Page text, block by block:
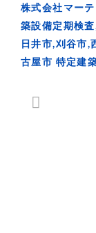
株式会社マー
築設備定期検
日井市,刈谷市,
古屋市 特定建